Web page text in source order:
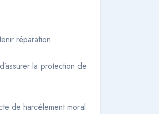
réparation.
la protection de
de harcèlement moral.